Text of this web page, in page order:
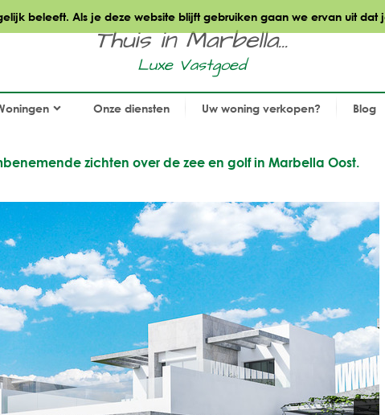
beleeft. Als je deze website blijft gebruiken gaan we ervan uit dat
Thuis in Marbella...
Luxe Vastgoed
Onze diensten Uw woning verkopen? Blog
zichten over de zee en golf in Marbella Oost.